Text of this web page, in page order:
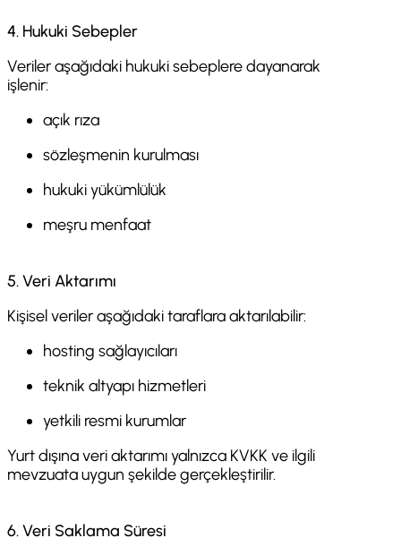
4. Hukuki Sebepler
Veriler aşağıdaki hukuki sebeplere dayanarak
işlenir:
açık rıza
sözleşmenin kurulması
hukuki yükümlülük
meşru menfaat
5. Veri Aktarımı
Kişisel veriler aşağıdaki taraflara aktarılabilir:
hosting sağlayıcıları
teknik altyapı hizmetleri
yetkili resmi kurumlar
Yurt dışına veri aktarımı yalnızca KVKK ve ilgili
mevzuata uygun şekilde gerçekleştirilir.
6. Veri Saklama Süresi